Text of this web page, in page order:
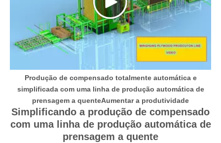
Produção de compensado totalmente automática e
simplificada com uma linha de produção automática de
prensagem a quenteAumentar a produtividade
Simplificando a produção de compensado
com uma linha de produção automática de
prensagem a quente